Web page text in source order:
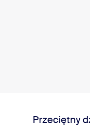
z konsolą w
Przeciętny